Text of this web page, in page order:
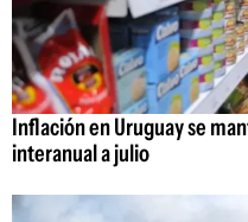
Inflación en Uruguay se
interanual a julio